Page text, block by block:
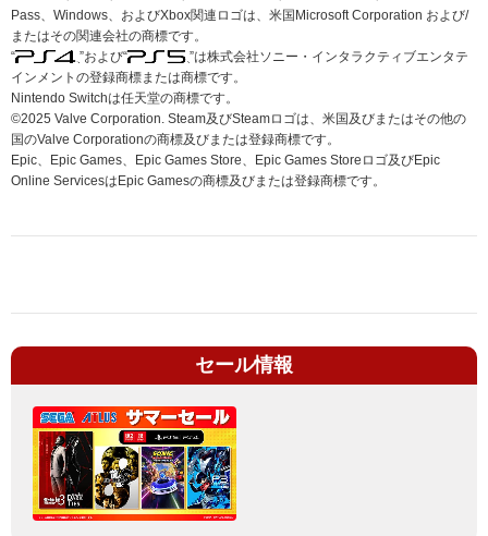
Pass、Windows、およびXbox関連ロゴは、米国Microsoft Corporation および/
またはその関連会社の商標です。
“
”および“
”は株式会社ソニー・インタラクティブエンタテ
インメントの登録商標または商標です。
Nintendo Switchは任天堂の商標です。
©2025 Valve Corporation. Steam及びSteamロゴは、米国及びまたはその他の
国のValve Corporationの商標及びまたは登録商標です。
Epic、Epic Games、Epic Games Store、Epic Games Storeロゴ及びEpic
Online ServicesはEpic Gamesの商標及びまたは登録商標です。
セール情報